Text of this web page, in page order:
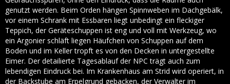
genutzt werden. Beim Orden hängen Spinnweben im Dachgebälk,
vor einem Schrank mit Essbaren liegt unbedingt ein fleckiger
Teppich, der Geräteschuppen ist eng und voll mit Werkzeug, wo
ein Argonier schläft liegen Häufchen von Schuppen auf dem
Boden und im Keller tropft es von den Decken in untergestellte
Eimer. Der detailierte Tagesablauf der NPC trägt auch zum
lebendigen Eindruck bei. Im Krankenhaus am Strid wird operiert, in
der Backstube am Erpelgrund gebacken, der Verwalter im